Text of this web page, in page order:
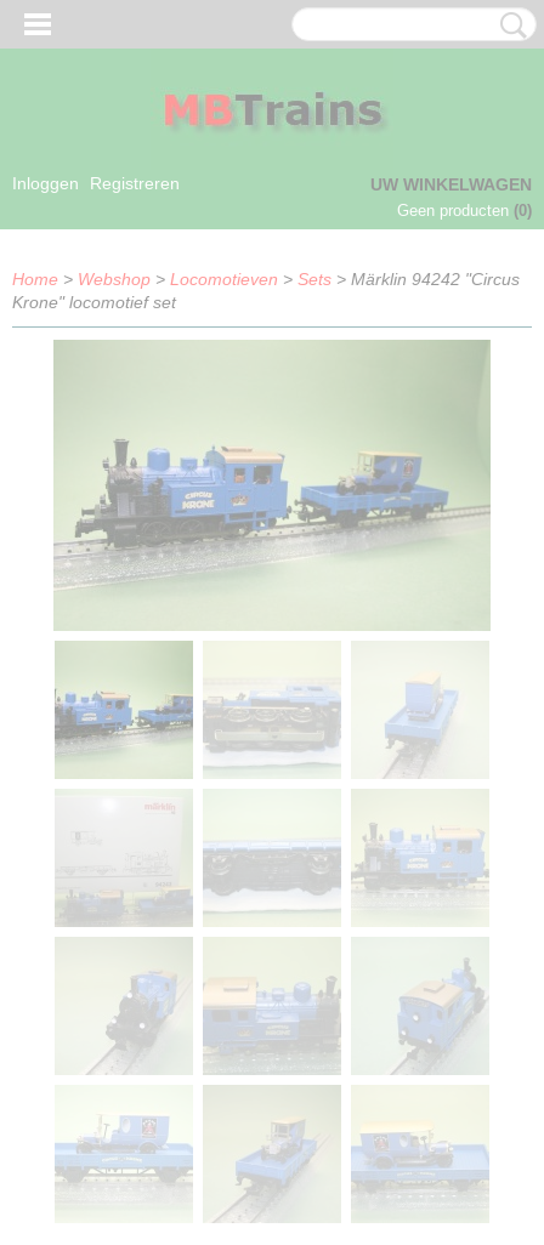
Inloggen Registreren UW WINKELWAGEN
Geen producten (0)
Home > Webshop > Locomotieven > Sets > Märklin 94242 "Circus
Krone" locomotief set